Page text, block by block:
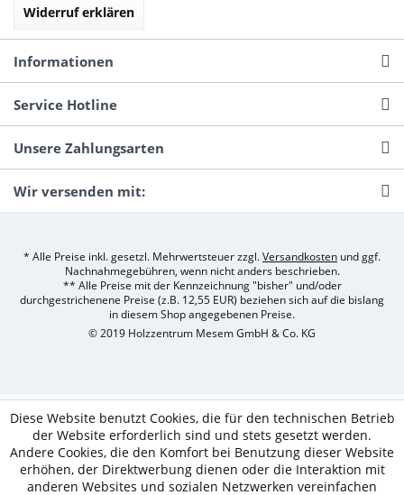
Widerruf erklären
Informationen
Service Hotline
Unsere Zahlungsarten
Wir versenden mit:
* Alle Preise inkl. gesetzl. Mehrwertsteuer zzgl.Versandkosten und ggf.
Nachnahmegebühren, wenn nicht anders beschrieben.
** Alle Preise mit der Kennzeichnung "bisher" und/oder
durchgestrichenene Preise (z.B. 12,55 EUR) beziehen sich auf die bislang
in diesem Shop angegebenen Preise.
© 2019 Holzzentrum Mesem GmbH & Co. KG
Diese Website benutzt Cookies, die für den technischen Betrieb
der Website erforderlich sind und stets gesetzt werden.
Andere Cookies, die den Komfort bei Benutzung dieser Website
erhöhen, der Direktwerbung dienen oder die Interaktion mit
anderen Websites und sozialen Netzwerken vereinfachen